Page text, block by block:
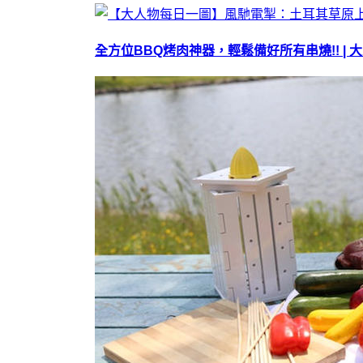
全方位BBQ烤肉神器，輕鬆備好所有串燒!! |